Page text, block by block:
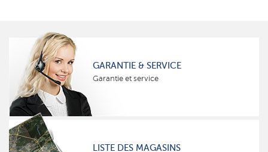
GARANTIE & SERVICE
Garantie et service
LISTE DES MAGASINS